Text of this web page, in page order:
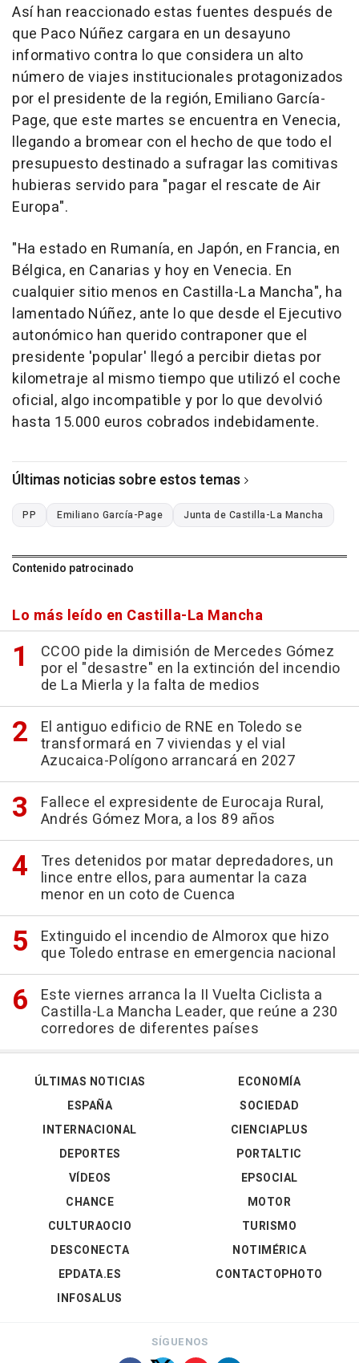
Así han reaccionado estas fuentes después de
que Paco Núñez cargara en un desayuno
informativo contra lo que considera un alto
número de viajes institucionales protagonizados
por el presidente de la región, Emiliano García-
Page, que este martes se encuentra en Venecia,
llegando a bromear con el hecho de que todo el
presupuesto destinado a sufragar las comitivas
hubieras servido para "pagar el rescate de Air
Europa".
"Ha estado en Rumanía, en Japón, en Francia, en
Bélgica, en Canarias y hoy en Venecia. En
cualquier sitio menos en Castilla-La Mancha", ha
lamentado Núñez, ante lo que desde el Ejecutivo
autonómico han querido contraponer que el
presidente 'popular' llegó a percibir dietas por
kilometraje al mismo tiempo que utilizó el coche
oficial, algo incompatible y por lo que devolvió
hasta 15.000 euros cobrados indebidamente.
Últimas noticias sobre estos temas
PP Emiliano García-Page Junta de Castilla-La Mancha
Contenido patrocinado
Lo más leído en Castilla-La Mancha
CCOO pide la dimisión de Mercedes Gómez
por el "desastre" en la extinción del incendio
de La Mierla y la falta de medios
El antiguo edificio de RNE en Toledo se
transformará en 7 viviendas y el vial
Azucaica-Polígono arrancará en 2027
Fallece el expresidente de Eurocaja Rural,
Andrés Gómez Mora, a los 89 años
Tres detenidos por matar depredadores, un
lince entre ellos, para aumentar la caza
menor en un coto de Cuenca
Extinguido el incendio de Almorox que hizo
que Toledo entrase en emergencia nacional
Este viernes arranca la II Vuelta Ciclista a
Castilla-La Mancha Leader, que reúne a 230
corredores de diferentes países
ÚLTIMAS NOTICIAS
ESPAÑA
INTERNACIONAL
DEPORTES
VÍDEOS
ECONOMÍA
SOCIEDAD
CIENCIAPLUS
PORTALTIC
EPSOCIAL
CHANCE
CULTURAOCIO
DESCONECTA
EPDATA.ES
INFOSALUS
MOTOR
TURISMO
NOTIMÉRICA
CONTACTOPHOTO
SÍGUENOS